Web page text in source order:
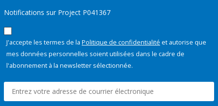
Notifications sur Project P041367
J'accepte les termes de la Politique de confidentialité et autorise que
mes données personnelles soient utilisées dans le cadre de
l'abonnement à la newsletter sélectionnée.